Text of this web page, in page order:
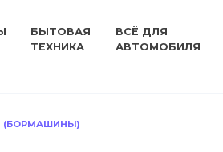
БЫТОВАЯ
ТЕХНИКА
ВСЁ ДЛЯ
АВТОМОБИЛЯ
(БОРМАШИНЫ)